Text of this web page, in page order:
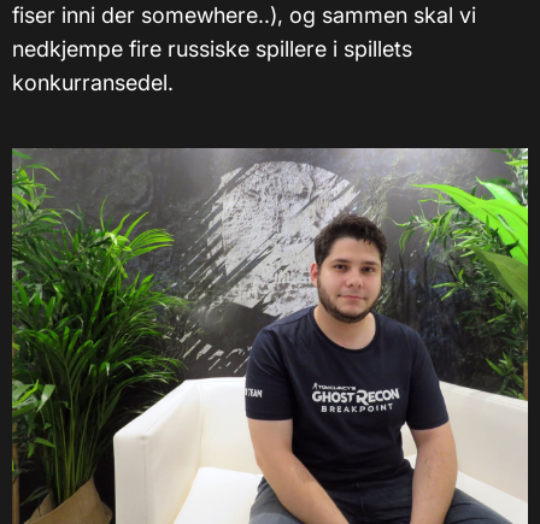
fiser inni der somewhere..), og sammen skal vi
nedkjempe fire russiske spillere i spillets
konkurransedel.